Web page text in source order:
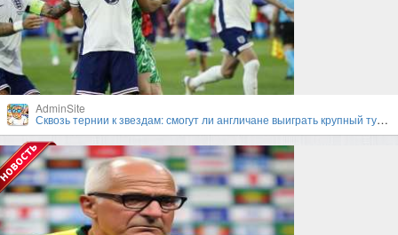
AdminSite
Сквозь тернии к звездам: смогут ли англичане выиграть крупный турнир под руководством Гарета Саутгейта?